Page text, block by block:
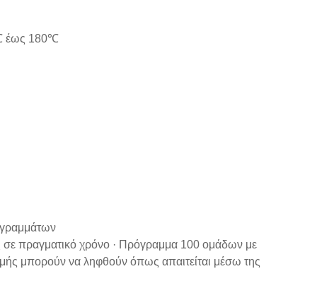
έως 180℃
σε πραγματικό χρόνο · Πρόγραμμα 100 ομάδων με
μπορούν να ληφθούν όπως απαιτείται μέσω της